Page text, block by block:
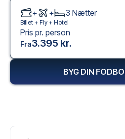
+ + 3 Nætter
Billet + Fly + Hotel
Pris pr. person
Fra3.395 kr.
BYG DIN